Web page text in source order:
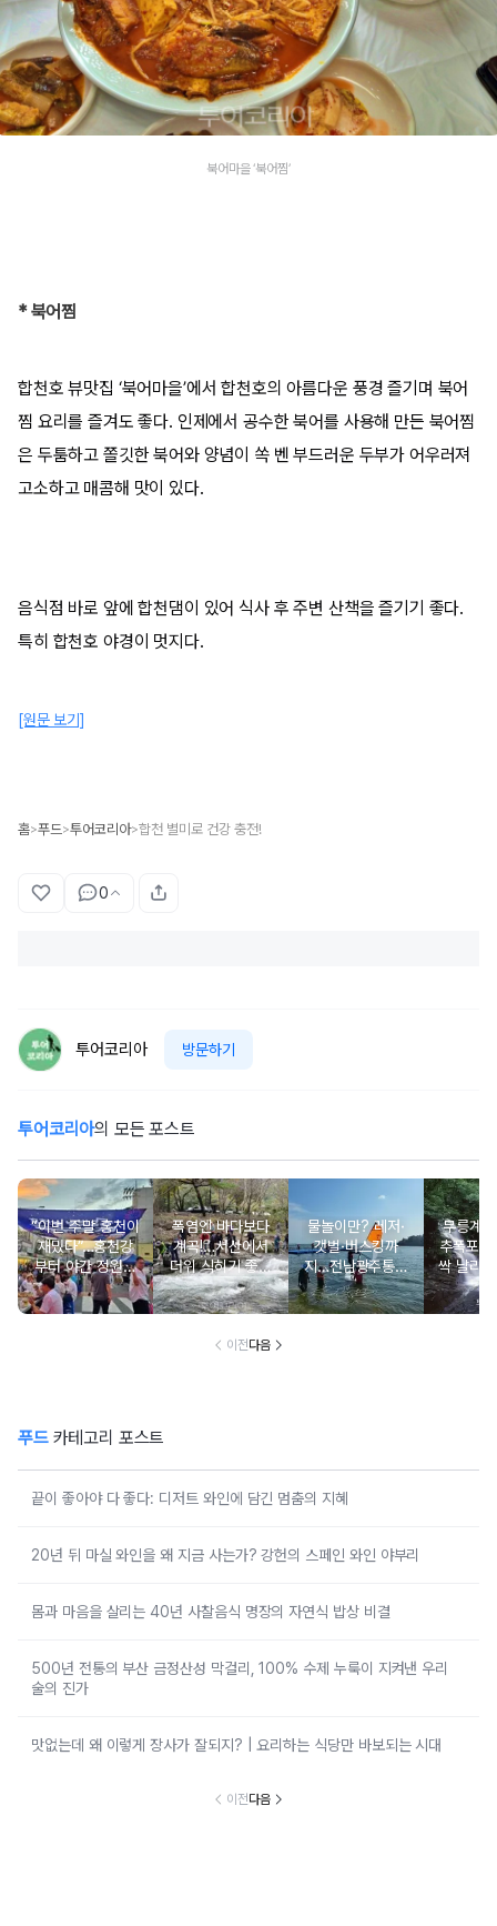
북어마을 ‘북어찜’
* 북어찜
합천호 뷰맛집 ‘북어마을’에서 합천호의 아름다운 풍경 즐기며 북어
찜 요리를 즐겨도 좋다. 인제에서 공수한 북어를 사용해 만든 북어찜
은 두툼하고 쫄깃한 북어와 양념이 쏙 벤 부드러운 두부가 어우러져
고소하고 매콤해 맛이 있다.
음식점 바로 앞에 합천댐이 있어 식사 후 주변 산책을 즐기기 좋다.
특히 합천호 야경이 멋지다.
[원문 보기]
홈>푸드>투어코리아>합천 별미로 건강 충전!
0
투어코리아 방문하기
투어코리아의 모든 포스트
“이번 주말 홍천이
재밌다”…홍천강
부터 야간 정원까
지 ‘하루가 부족’
폭염엔 바다보다
계곡!…서산에서
더위 식히기 좋은
시원한 자연 명소
5
물놀이만? 레저·
갯벌·버스킹까
지…전남광주통합
특별시 해수욕장
50곳 '여름 축제
무릉계
추폭포
싹 날리
곡·폭
이전다음
푸드카테고리 포스트
끝이 좋아야 다 좋다: 디저트 와인에 담긴 멈춤의 지혜
20년 뒤 마실 와인을 왜 지금 사는가? 강헌의 스페인 와인 야부리
몸과 마음을 살리는 40년 사찰음식 명장의 자연식 밥상 비결
500년 전통의 부산 금정산성 막걸리, 100% 수제 누룩이 지켜낸 우리
술의 진가
맛없는데 왜 이렇게 장사가 잘되지? | 요리하는 식당만 바보되는 시대
이전다음